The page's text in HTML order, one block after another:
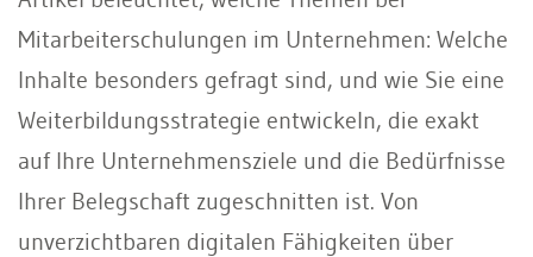
Mitarbeiterschulungen im Unternehmen: Welche
Inhalte besonders gefragt sind, und wie Sie eine
Weiterbildungsstrategie entwickeln, die exakt
auf Ihre Unternehmensziele und die Bedürfnisse
Ihrer Belegschaft zugeschnitten ist. Von
unverzichtbaren digitalen Fähigkeiten über